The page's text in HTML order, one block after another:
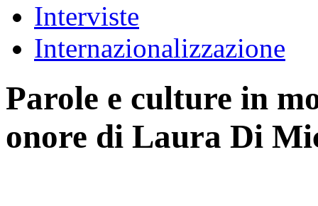
Interviste
Internazionalizzazione
Parole e culture in
onore di Laura Di